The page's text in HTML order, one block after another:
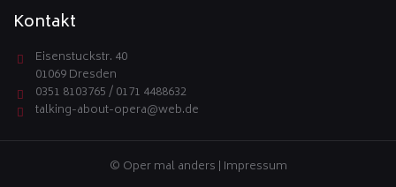
Kontakt
Eisenstuckstr. 40
01069 Dresden
0351 8103765 / 0171 4488632
talking-about-opera@web.de
© Oper mal anders | Impressum